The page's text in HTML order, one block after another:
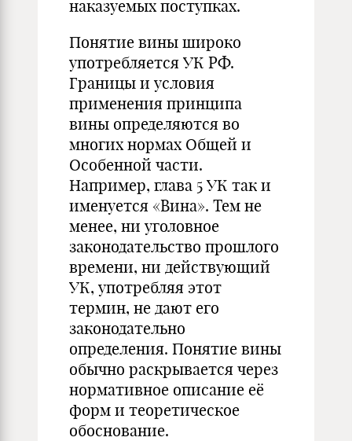
наказуемых поступках.
Понятие вины широко
употребляется УК РФ.
Границы и условия
применения принципа
вины определяются во
многих нормах Общей и
Особенной части.
Например, глава 5 УК так и
именуется «Вина». Тем не
менее, ни уголовное
законодательство прошлого
времени, ни действующий
УК, употребляя этот
термин, не дают его
законодательно
определения. Понятие вины
обычно раскрывается через
нормативное описание её
форм и теоретическое
обоснование.